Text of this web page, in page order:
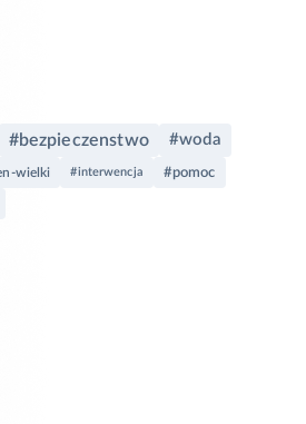
#bezpieczenstwo
#woda
wielki #interwencja #pomoc